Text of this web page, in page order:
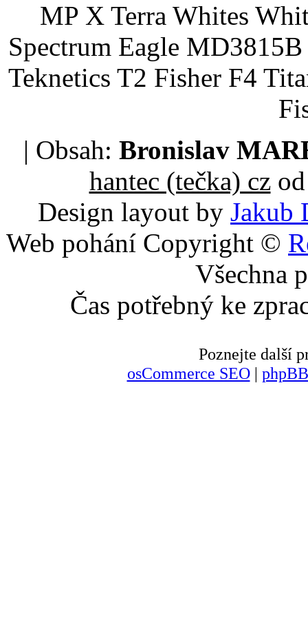
MP X Terra Whites
Spectrum Eagle
Teknetics T2 Fisher F4
| Obsah: Bronislav
hantec (tečka) czod
Design layout by Jakub
Web pohání Copyright ©
Všechna
Čas potřebný ke
Poznejte další
osCommerce SEO|